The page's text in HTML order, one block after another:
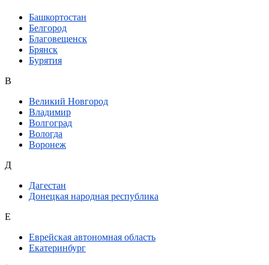
Башкортостан
Белгород
Благовещенск
Брянск
Бурятия
В
Великий Новгород
Владимир
Волгоград
Вологда
Воронеж
Д
Дагестан
Донецкая народная республика
Е
Еврейская автономная область
Екатеринбург